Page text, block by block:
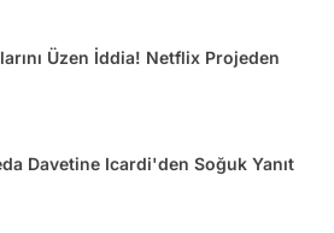
Üzen İddia! Netflix Projeden
Davetine Icardi'den Soğuk Yanıt